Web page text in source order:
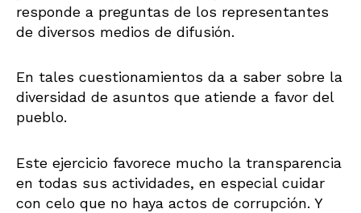
responde a preguntas de los representantes
de diversos medios de difusión.
En tales cuestionamientos da a saber sobre la
diversidad de asuntos que atiende a favor del
pueblo.
Este ejercicio favorece mucho la transparencia
en todas sus actividades, en especial cuidar
con celo que no haya actos de corrupción. Y